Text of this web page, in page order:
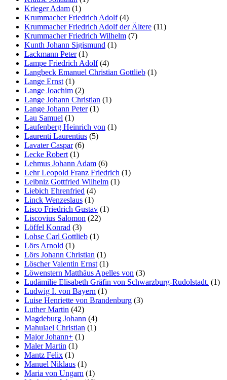
Krieger Adam (1)
Krummacher Friedrich Adolf(4)
Krummacher Friedrich Adolf der Ältere (11)
Krummacher Friedrich Wilhelm (7)
Kunth Johann Sigismund (1)
Lackmann Peter(1)
Lampe Friedrich Adolf(4)
Langbeck Emanuel Christian Gottlieb (1)
Lange Ernst (1)
Lange Joachim (2)
Lange Johann Christian (1)
Lange Johann Peter(1)
Lau Samuel (1)
Laufenberg Heinrich von (1)
Laurenti Laurentius (5)
Lavater Caspar(6)
Lecke Robert (1)
Lehmus Johann Adam (6)
Lehr Leopold Franz Friedrich (1)
Leibniz Gottfried Wilhelm (1)
Liebich Ehrenfried (4)
Linck Wenzeslaus (1)
Lisco Friedrich Gustav (1)
Liscovius Salomon (22)
Löffel Konrad (3)
Lohse Carl Gottlieb (1)
Lörs Arnold (1)
Lörs Johann Christian (1)
Löscher Valentin Ernst (1)
Löwenstern Matthäus Apelles von (3)
Ludämilie Elisabeth Gräfin von Schwarzburg-Rudolstadt. (1)
Ludwig I. von Bayern (1)
Luise Henriette von Brandenburg (3)
Luther Martin (42)
Magdeburg Johann (4)
Mahulael Christian (1)
Major Johann+ (1)
Maler Martin (1)
Mantz Felix (1)
Manuel Niklaus (1)
Maria von Ungarn (1)